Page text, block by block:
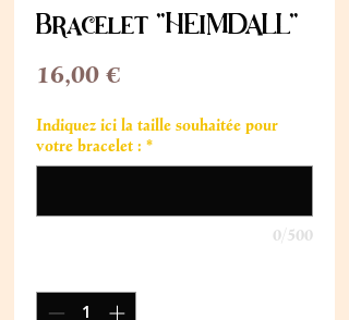
Bracelet "HEIMDALL"
16,00 €Prix
Indiquez ici la taille souhaitée pour
votre bracelet : *
0/500